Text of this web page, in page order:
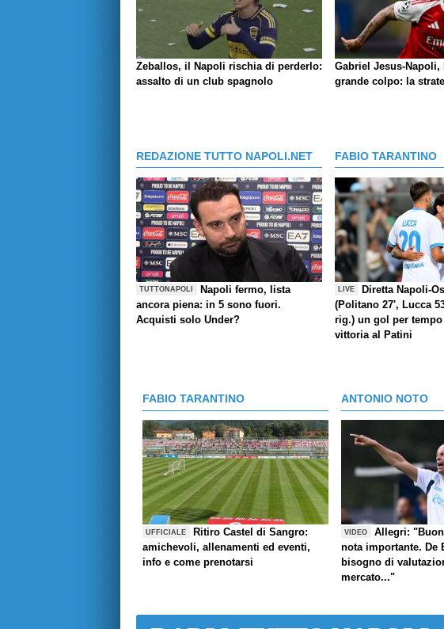
Zeballos, il Napoli rischia di perderlo:
assalto di un club spagnolo
Gabriel Jesus-Napoli,
grande colpo: la
REDAZIONE TUTTO NAPOLI.NET
TUTTONAPOLI
Napoli fermo, lista
ancora piena: in 5 sono fuori.
Acquisti solo Under?
FABIO TARANTINO
LIVE
Diretta Napoli-
(Politano 27', Lucca
rig.) un gol per
vittoria al Patini
FABIO TARANTINO
UFFICIALE
Ritiro Castel di Sangro:
amichevoli, allenamenti ed eventi,
info e come prenotarsi
ANTONIO NOTO
VIDEO
Allegri:
nota importante. De
bisogno di
mercato..."